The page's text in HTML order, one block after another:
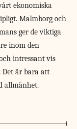
ekonomiska
Malmborg och
ger de viktiga
inom den
intressant vis
är bara att
allmänhet.